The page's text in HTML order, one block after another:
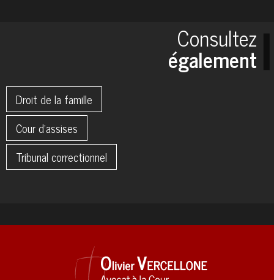
Consultez
également
Droit de la famille
Cour d'assises
Tribunal correctionnel